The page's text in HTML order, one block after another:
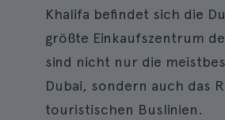
Khalifa befindet sich die
größte Einkaufszentrum
sind nicht nur die
Dubai, sondern auch das
touristischen Buslinien.